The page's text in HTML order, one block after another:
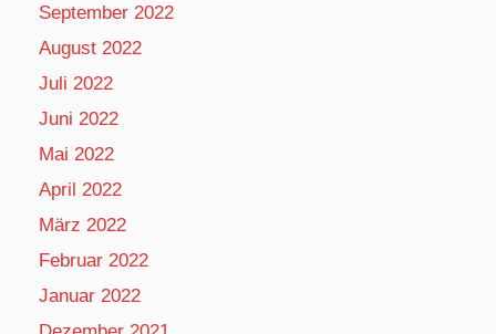
September 2022
August 2022
Juli 2022
Juni 2022
Mai 2022
April 2022
März 2022
Februar 2022
Januar 2022